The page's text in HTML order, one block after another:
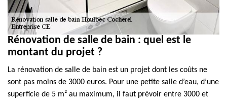
Rénovation de salle de bain : quel est le
montant du projet ?
La rénovation de salle de bain est un projet dont les coûts ne
sont pas moins de 3000 euros. Pour une petite salle d’eau, d’une
superficie de 5 m² au maximum, il faut prévoir entre 3000 et